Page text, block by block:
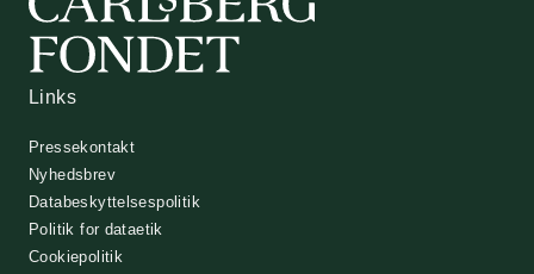
Links
Pressekontakt
Nyhedsbrev
Databeskyttelsespolitik
Politik for dataetik
Cookiepolitik